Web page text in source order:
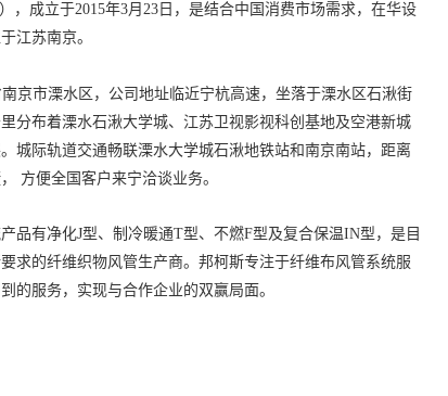
成立于2015年3月23日，是结合中国消费市场需求，在华设
江苏南京。
市溧水区，公司地址临近宁杭高速，坐落于溧水区石湫街
分布着溧水石湫大学城、江苏卫视影视科创基地及空港新城
城际轨道交通畅联溧水大学城石湫地铁站和南京南站，距离
方便全国客户来宁洽谈业务。
有净化J型、制冷暖通T型、不燃F型及复合保温IN型，是目
求的纤维织物风管生产商。邦柯斯专注于纤维布风管系统服
的服务，实现与合作企业的双赢局面。